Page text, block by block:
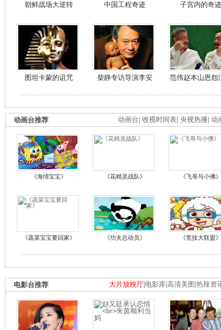
朝鲜战场大逆转 中国工程奇迹 子宫内的奇迹
图坦卡蒙的诅咒 柴静专访导演李安 范伟赵本山恩怨
动画台 收视时间表 央视热播 动
动画台推荐
《海绵宝宝》 《花精灵战队》 《飞哥与小佛》
《蔬菜宝宝要回家》 《功夫总动员》 《竞技大联盟》
大片放映厅 电影库 高清美图 热辣资
电影台推荐